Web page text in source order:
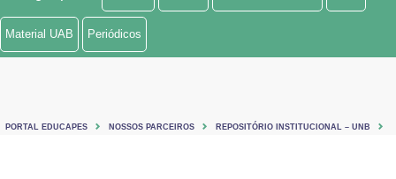
Ministério de Minas e Energia
Material UAB Periódicos
PORTAL EDUCAPES NOSSOS PARCEIROS REPOSITÓRIO INSTITUCIONAL – UNB